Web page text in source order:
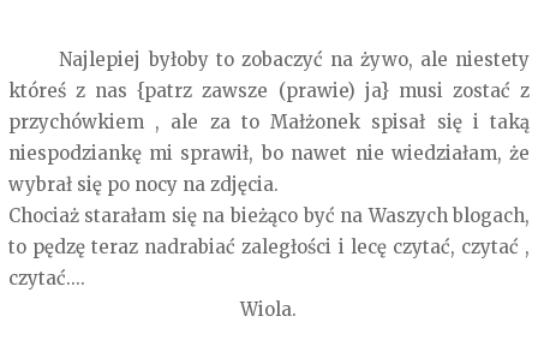
Najlepiej byłoby to zobaczyć na żywo, ale niestety
któreś z nas {patrz zawsze (prawie) ja} musi zostać z
przychówkiem , ale za to Małżonek spisał się i taką
niespodziankę mi sprawił, bo nawet nie wiedziałam, że
wybrał się po nocy na zdjęcia.
Chociaż starałam się na bieżąco być na Waszych blogach,
to pędzę teraz nadrabiać zaległości i lecę czytać, czytać ,
czytać....
Wiola.